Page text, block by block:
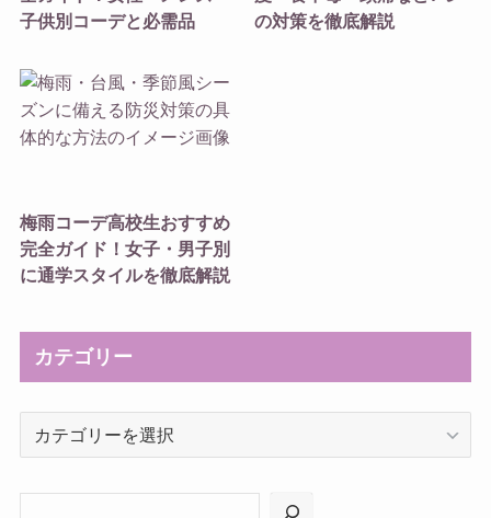
子供別コーデと必需品
の対策を徹底解説
梅雨コーデ高校生おすすめ
完全ガイド！女子・男子別
に通学スタイルを徹底解説
カテゴリー